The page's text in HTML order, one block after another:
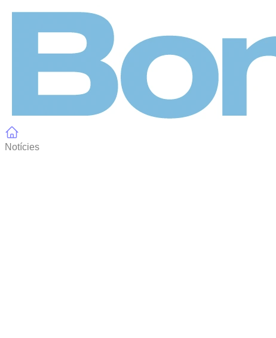
Notícies